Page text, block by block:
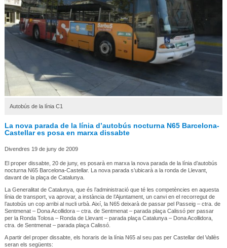
Autobús de la línia C1
La nova parada de la línia d’autobús nocturna N65 Barcelona-
Castellar es posa en marxa dissabte
Divendres 19 de juny de 2009
El proper dissabte, 20 de juny, es posarà en marxa la nova parada de la línia d’autobús
nocturna N65 Barcelona-Castellar. La nova parada s’ubicarà a la ronda de Llevant,
davant de la plaça de Catalunya.
La Generalitat de Catalunya, que és l’administració que té les competències en aquesta
línia de transport, va aprovar, a instància de l’Ajuntament, un canvi en el recorregut de
l’autobús un cop arribi al nucli urbà. Així, la N65 deixarà de passar pel Passeig – ctra. de
Sentmenat – Dona Acollidora – ctra. de Sentmenat – parada plaça Calissó per passar
per la Ronda Tolosa – Ronda de Llevant – parada plaça Catalunya – Dona Acollidora,
ctra. de Sentmenat – parada plaça Calissó.
A partir del proper dissabte, els horaris de la línia N65 al seu pas per Castellar del Vallès
seran els següents: